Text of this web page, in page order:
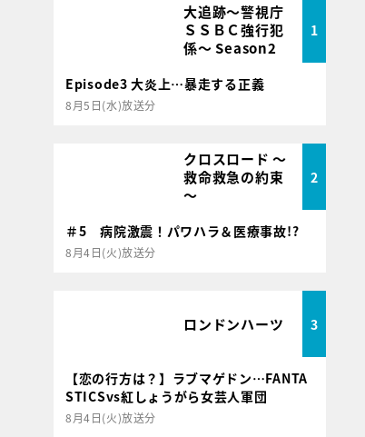
大追跡～警視庁
ＳＳＢＣ強行犯
係～ Season2
1
Episode3 大炎上…暴走する正義
8月5日(水)放送分
クロスロード ～
救命救急の約束
～
2
＃5 病院激震！パワハラ＆医療事故!?
8月4日(火)放送分
ロンドンハーツ 3
【恋の行方は？】ラブマゲドン…FANTA
STICSvs紅しょうがら女芸人軍団
8月4日(火)放送分